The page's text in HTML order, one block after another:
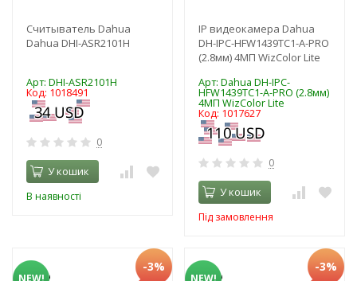
Считыватель Dahua
Dahua DHI-ASR2101H
Арт: DHI-ASR2101H
Код: 1018491
0
У кошик
В наявності
IP видеокамера Dahua
DH-IPC-HFW1439TC1-A-PRO
(2.8мм) 4МП WizColor Lite
Арт: Dahua DH-IPC-
HFW1439TC1-A-PRO (2.8мм)
4МП WizColor Lite
Код: 1017627
0
У кошик
Під замовлення
NEW!
-3%
NEW!
-3%